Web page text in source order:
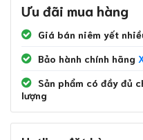
Ưu đãi mua hàng
Giá bán niêm yết
Bảo hành chính hãng
Sản phẩm có đầy đủ
lượng